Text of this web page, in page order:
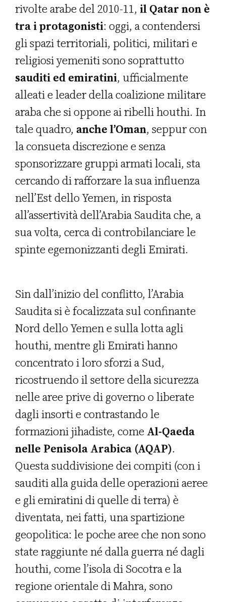
rivolte arabe del 2010-11, il Qatar non è
tra i protagonisti: oggi, a contendersi
gli spazi territoriali, politici, militari e
religiosi yemeniti sono soprattutto
sauditi ed emiratini, ufficialmente
alleati e leader della coalizione militare
araba che si oppone ai ribelli houthi. In
tale quadro, anche l’Oman, seppur con
la consueta discrezione e senza
sponsorizzare gruppi armati locali, sta
cercando di rafforzare la sua influenza
nell’Est dello Yemen, in risposta
all’assertività dell’Arabia Saudita che, a
sua volta, cerca di controbilanciare le
spinte egemonizzanti degli Emirati.
Sin dall’inizio del conflitto, l’Arabia
Saudita si è focalizzata sul confinante
Nord dello Yemen e sulla lotta agli
houthi, mentre gli Emirati hanno
concentrato i loro sforzi a Sud,
ricostruendo il settore della sicurezza
nelle aree prive di governo o liberate
dagli insorti e contrastando le
formazioni jihadiste, comeAl-Qaeda
nelle Penisola Arabica (AQAP).
Questa suddivisione dei compiti (con i
sauditi alla guida delle operazioni aeree
e gli emiratini di quelle di terra) è
diventata, nei fatti, una spartizione
geopolitica: le poche aree che non sono
state raggiunte né dalla guerra né dagli
houthi, come l’isola di Socotra e la
regione orientale di Mahra, sono